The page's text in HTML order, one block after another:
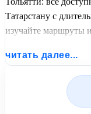
Татарстану с
изучайте маршруты
United Travel Systems.
читать далее...